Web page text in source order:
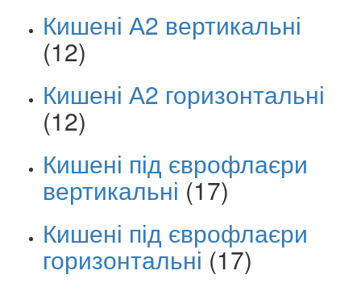
Кишені А2 вертикальні
(12)
Кишені А2 горизонтальні
(12)
Кишені під єврофлаєри
вертикальні (17)
Кишені під єврофлаєри
горизонтальні (17)